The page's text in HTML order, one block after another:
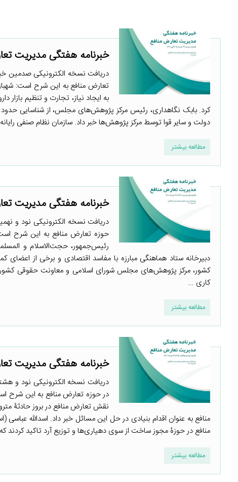
خبرنامه هفتگی مدیریت
دریافت نسخه الکترونیکی صدمین
تعارض منافع به این شرح است:
به ایجاد نیاز، تجارت و تنظیم بازار
دولت و سایر قوا توسط مرکز پژوهش‌ها خبر داد. سازمان نظام صنفی
مطالعه بیشتر
خبرنامه هفتگی مدیریت
دریافت نسخه الکترونیکی نود و
حوزه تعارض منافع به این شرح
رئیس‌جمهور، حجت‌الاسلام و
دبیرخانه ستاد هماهنگی مبارزه با مفاسد اقتصادی و برخی از
کشور، مرکز پژوهش‌های مجلس شورای اسلامی و معاونت حقوقی
کاری ...
مطالعه بیشتر
خبرنامه هفتگی مدیریت
دریافت نسخه الکترونیکی نود و
در حوزه تعارض منافع به این شرح
نقش تعارض منافع در بروز حادثۀ
منافع به عنوان اقدام بنیادی در حل این مسائل خبر داد. اسدالله
منافع در حوزۀ مجوز ساخت از سوی دهیاری‌ها و توزیع آرد تاکید کردند
مطالعه بیشتر